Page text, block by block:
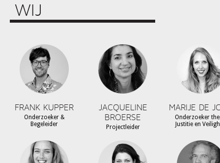
WIJ
FRANK KUPPER
Onderzoeker &
Begeleider
JACQUELINE
BROERSE
Projectleider
MARIJE DE
Onderzoeker
Justitie en